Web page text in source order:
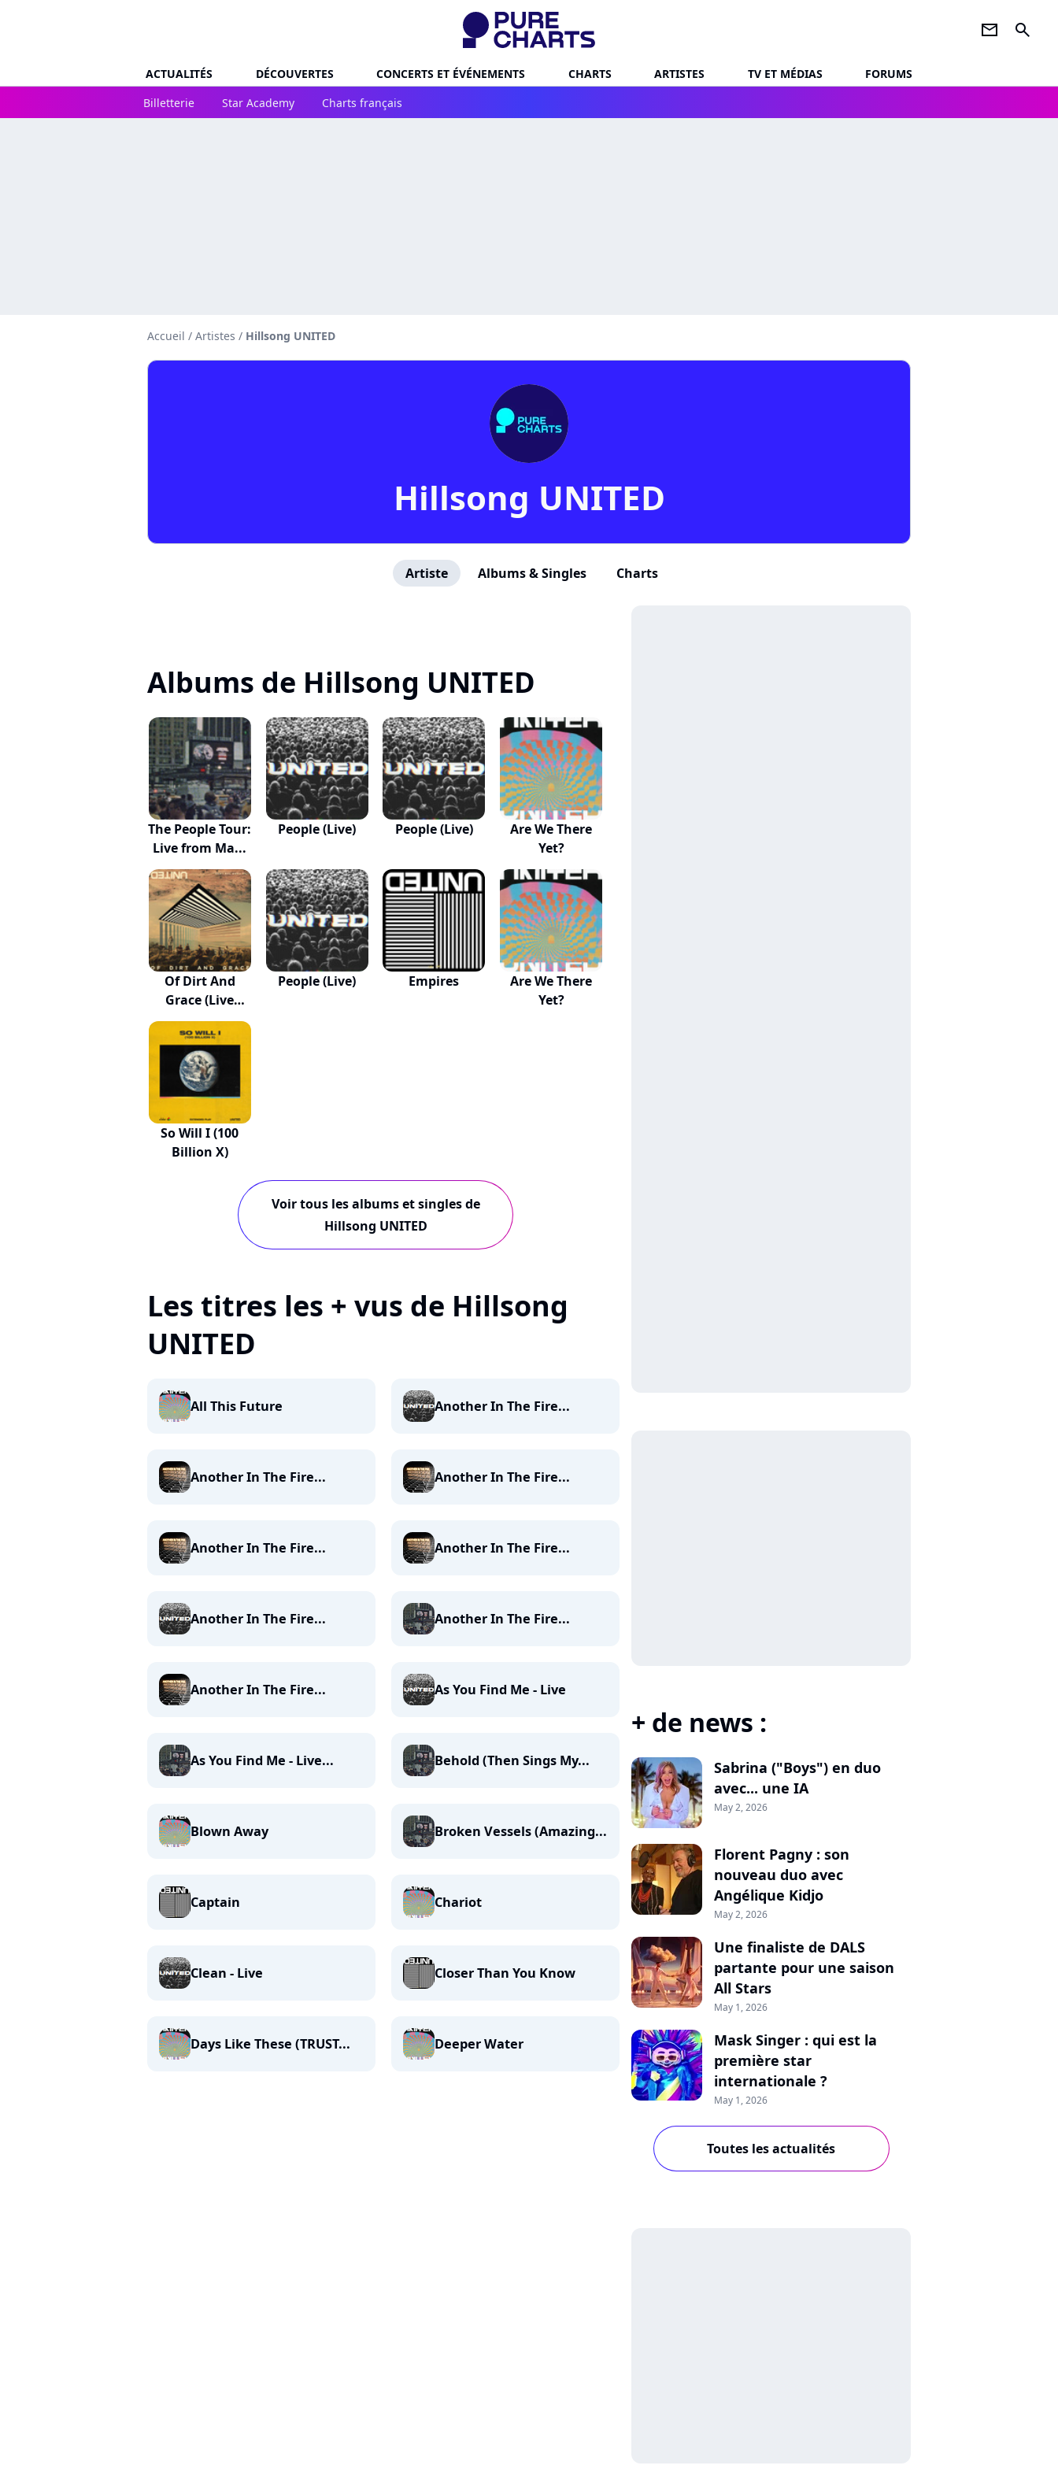
newsletter search
ACTUALITÉS DÉCOUVERTES CONCERTS ET ÉVÉNEMENTS CHARTS ARTISTES TV ET MÉDIAS
FORUMS
Billetterie
Star Academy Charts français
Accueil / Artistes / Hillsong UNITED
Hillsong UNITED
Artiste Albums & Singles Charts
Albums de Hillsong UNITED
The People Tour:
Live from Ma...
People (Live) People (Live)
Are We There
Yet?
Of Dirt And
Grace (Live
From...
People (Live) Empires
Are We There
Yet?
So Will I (100
Billion X)
Voir tous les albums et singles de
Hillsong UNITED
Les titres les + vus de Hillsong
UNITED
All This Future Another In The Fire...
Another In The Fire... Another In The Fire...
Another In The Fire... Another In The Fire...
Another In The Fire... Another In The Fire...
Another In The Fire... As You Find Me - Live
As You Find Me - Live... Behold (Then Sings My...
Blown Away Broken Vessels (Amazing...
Captain Chariot
Clean - Live Closer Than You Know
Days Like These (TRUST... Deeper Water
+ de news :
Sabrina ("Boys") en duo
avec... une IA
May 2, 2026
Florent Pagny : son
nouveau duo avec
Angélique Kidjo
May 2, 2026
Une finaliste de DALS
partante pour une saison
All Stars
May 1, 2026
Mask Singer : qui est la
première star
internationale ?
May 1, 2026
Toutes les actualités